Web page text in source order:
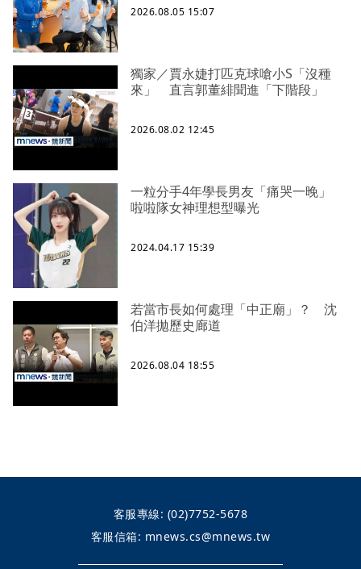
2026.08.05 15:07
獨家／賈永婕打匹克球嗆小S「沒種
來」 直言郭董緋聞進「下階段」
2026.08.02 12:45
一粒分手4年學長男友「痛哭一晚」
啦啦隊女神理想型曝光
2024.04.17 15:39
若當市長如何處理「中正廟」？ 沈
伯洋拋歷史廊道
2026.08.04 18:55
客服專線: (02)7752-5678
客服信箱: mnews.cs@mnews.tw